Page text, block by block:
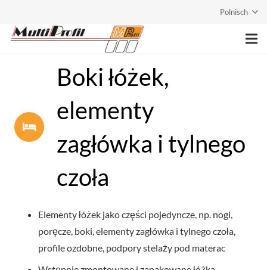
Polnisch
Strona główna
Usługi
Boki łóżek,
elementy
zagłówka i tylnego
czoła
Elementy łóżek jako części pojedyncze, np. nogi,
poręcze, boki, elementy zagłówka i tylnego czoła,
profile ozdobne, podpory stelaży pod materac